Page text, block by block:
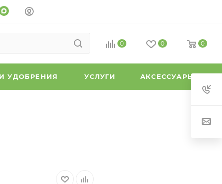
0 0 0
УДОБРЕНИЯ УСЛУГИ АКСЕССУАРЫ